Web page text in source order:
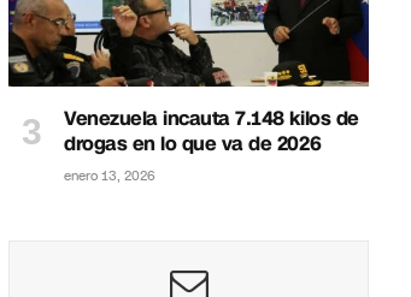
Venezuela incauta 7.148 kilos de
drogas en lo que va de 2026
enero 13, 2026